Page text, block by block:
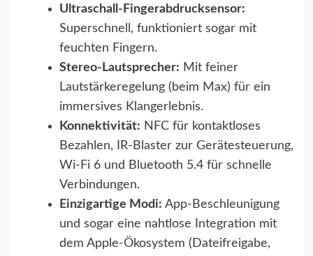
Ultraschall-Fingerabdrucksensor:
Superschnell, funktioniert sogar mit
feuchten Fingern.
Stereo-Lautsprecher: Mit feiner
Lautstärkeregelung (beim Max) für ein
immersives Klangerlebnis.
Konnektivität: NFC für kontaktloses
Bezahlen, IR-Blaster zur Gerätesteuerung,
Wi-Fi 6 und Bluetooth 5.4 für schnelle
Verbindungen.
Einzigartige Modi: App-Beschleunigung
und sogar eine nahtlose Integration mit
dem Apple-Ökosystem (Dateifreigabe,